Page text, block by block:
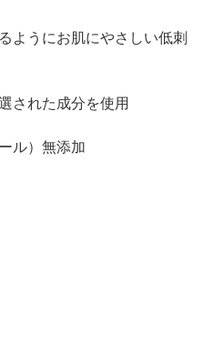
ようにお肌にやさしい低刺
された成分を使用
ル）無添加